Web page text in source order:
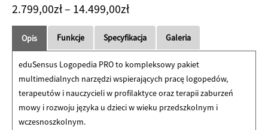
2.799,00zł– 14.499,00złZakres
cen:
od
2.799,00zł
do
14.499,00zł
Opis Funkcje Specyfikacja Galeria
eduSensus Logopedia PRO to kompleksowy pakiet
multimedialnych narzędzi wspierających pracę logopedów,
terapeutów i nauczycieli w profilaktyce oraz terapii zaburzeń
mowy i rozwoju języka u dzieci w wieku przedszkolnym i
wczesnoszkolnym.